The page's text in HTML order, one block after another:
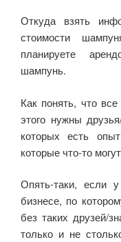
Откуда взять
стоимости
планируете
шампунь.
Как понять, что
этого нужны
которых есть
которые что-то
Опять-таки, если
бизнесе, по
без таких друзей/
только и не